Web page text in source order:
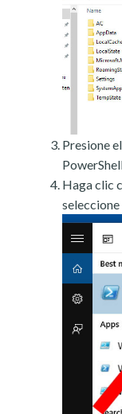
Presione
Haga clic